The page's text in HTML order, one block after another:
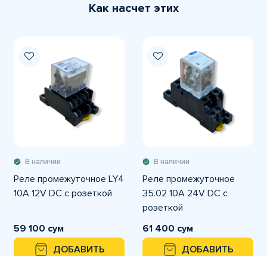
Как насчет этих
В наличии
Реле промежуточное LY4
10A 12V DC с розеткой
59 100 сум
ДОБАВИТЬ
В наличии
Реле промежуточное
35.02 10A 24V DC с
розеткой
61 400 сум
ДОБАВИТЬ